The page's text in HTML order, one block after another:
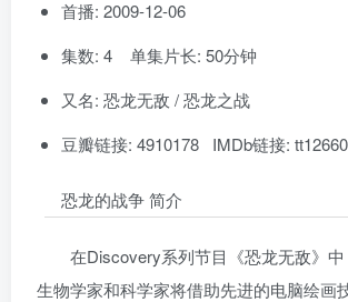
首播: 2009-12-06
集数: 4 单集片长: 50分钟
又名: 恐龙无敌 / 恐龙之战
豆瓣链接: 4910178 IMDb链接:
恐龙的战争 简介
在Discovery系列节目《恐龙无敌》
生物学家和科学家将借助先进的电脑绘画